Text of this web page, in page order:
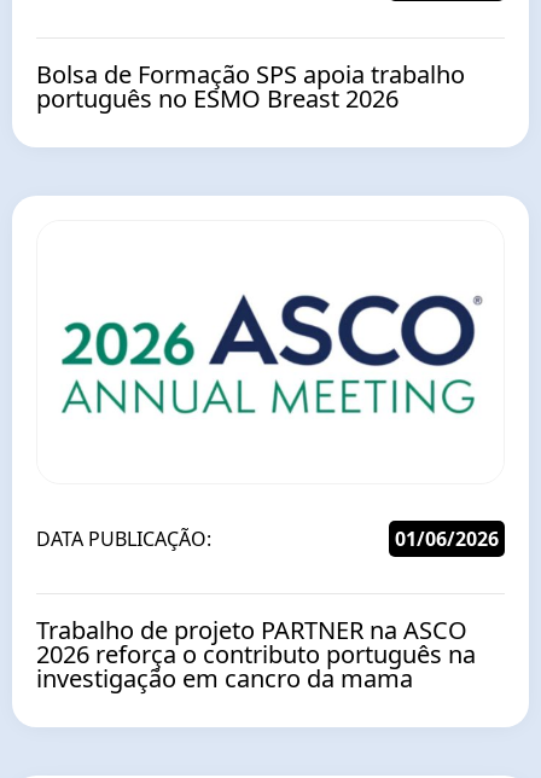
Bolsa de Formação SPS apoia trabalho
português no ESMO Breast 2026
DATA PUBLICAÇÃO: 01/06/2026
Trabalho de projeto PARTNER na ASCO
2026 reforça o contributo português na
investigação em cancro da mama